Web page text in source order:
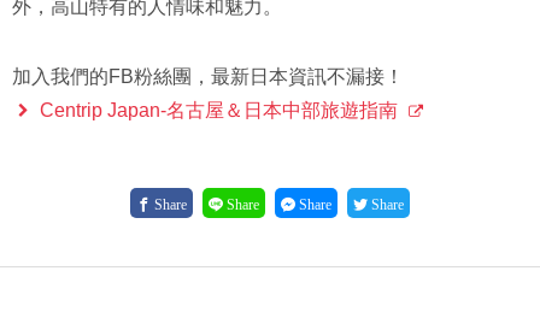
外，高山特有的人情味和魅力。
加入我們的FB粉絲團，最新日本資訊不漏接！
Centrip Japan-名古屋＆日本中部旅遊指南
Share Share Share Share